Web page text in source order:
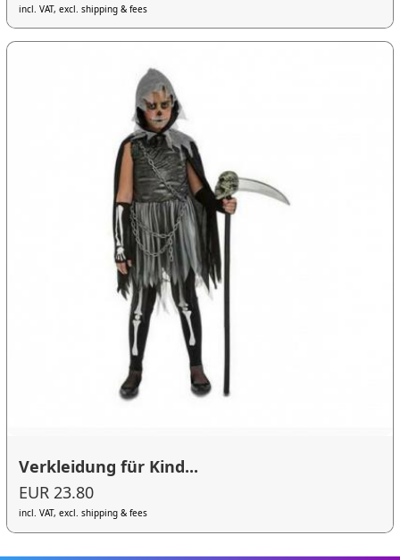
incl. VAT, excl. shipping & fees
Verkleidung für Kind...
EUR 23.80
incl. VAT, excl. shipping & fees